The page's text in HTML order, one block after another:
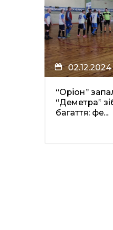
02.12.2024
“Оріон”
“Деметра”
багаття: фе...